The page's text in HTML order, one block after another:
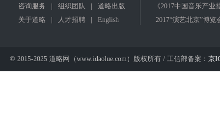
咨询服务
组织团队
道略出版
关于道略
人才招聘 English
《2017中国音乐产业
2017“演艺北京”博览
© 2015-2025 道略网（www.idaolue.com）版权所有 / 工信部备案： 京